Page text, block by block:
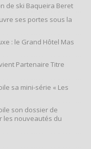
de ski Baqueira Beret
ses portes sous la
: le Grand Hôtel Mas
Partenaire Titre
sa mini-série « Les
son dossier de
les nouveautés du